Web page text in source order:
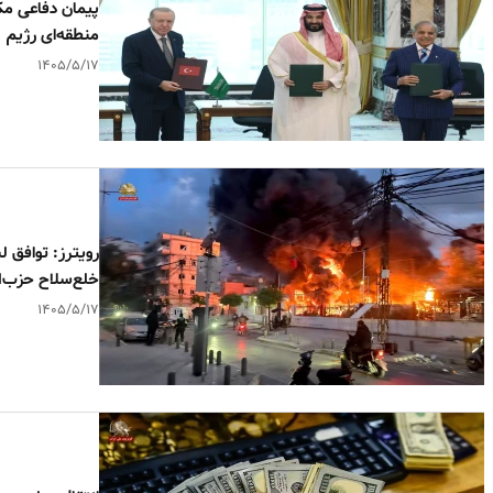
پیمان دفاعی
منطقه‌ای رژیم
۱۴۰۵/۵/۱۷
رویترز: توافق
خلع‌سلاح
۱۴۰۵/۵/۱۷